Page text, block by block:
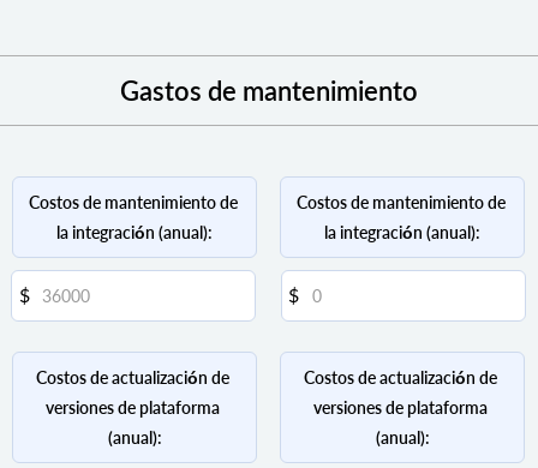
Gastos de mantenimiento
Costos de mantenimiento de
la integración (anual):
Costos de actualización de
versiones de plataforma
(anual):
Costos de mantenimiento de
la integración (anual):
Costos de actualización de
versiones de plataforma
(anual):